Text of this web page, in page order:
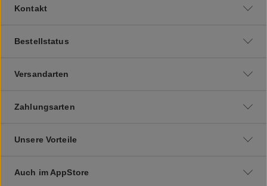
Kontakt
Bestellstatus
Versandarten
Zahlungsarten
Unsere Vorteile
Auch im AppStore